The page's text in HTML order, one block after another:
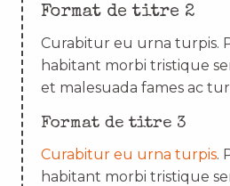
Format de titre 2
Curabitur eu urna turpis.
habitant morbi tristique
et malesuada fames ac
Format de titre 3
Curabitur eu urna turpis.
habitant morbi tristique